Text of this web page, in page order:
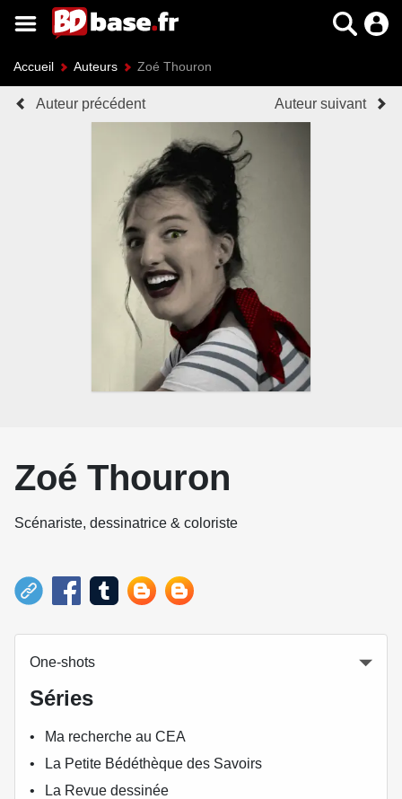
Accueil Auteurs Zoé Thouron
Auteur précédent Auteur suivant
Zoé Thouron
Scénariste, dessinatrice & coloriste
One-shots
Séries
Ma recherche au CEA
La Petite Bédéthèque des Savoirs
La Revue dessinée